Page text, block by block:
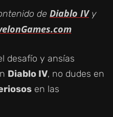
de Diablo IVy
desafío y ansías
Diablo IV, no dudes en
en las